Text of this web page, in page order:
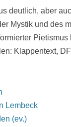
deutlich, aber
Mystik und des
Klappentext,
Lembeck
(ev.)